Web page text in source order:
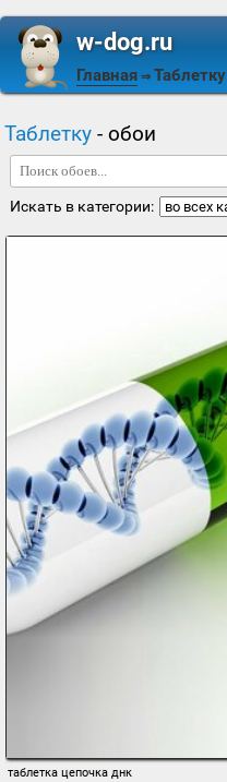
w-dog.ru
Главная ⇒ Таблетку
Таблетку - обои
Искать в категории:
таблетка цепочка днк